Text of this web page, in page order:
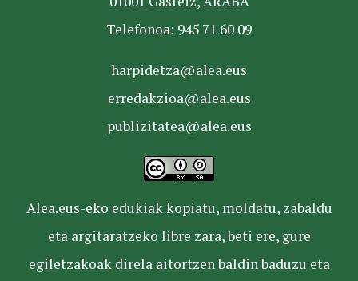
Telefonoa: 945 71 60 09
harpidetza@alea.eus
erredakzioa@alea.eus
publizitatea@alea.eus
Alea.eus-eko edukiak kopiatu, moldatu, zabaldu
eta argitaratzeko libre zara, beti ere, gure
egiletzakoak direla aitortzen baldin baduzu eta